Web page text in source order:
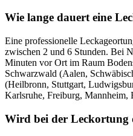
Wie lange dauert eine
Eine professionelle
zwischen 2 und 6 Stunden. Bei
Minuten vor Ort im Raum
Schwarzwald (Aalen,
(Heilbronn, Stuttgart,
Karlsruhe, Freiburg, Mannheim,
Wird bei der Leckortung